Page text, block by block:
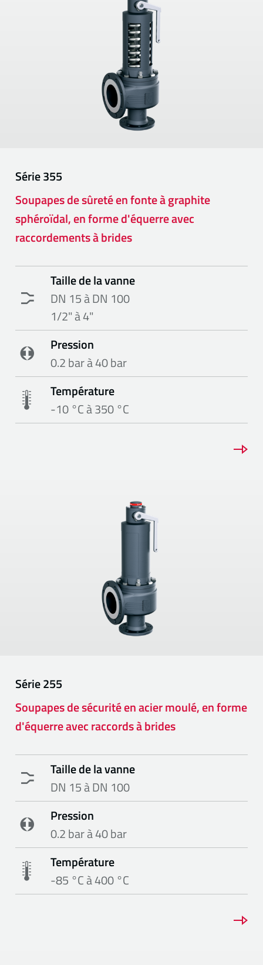
Série355
Soupapes de sûreté en fonte à graphite
sphéroïdal, en forme d'équerre avec
raccordements à brides
Taille de la vanne
DN 15 à DN 100
1/2" à 4"
Pression
0.2 bar à 40 bar
Température
-10 °C à 350 °C
Série255
Soupapes de sécurité en acier moulé, en forme
d'équerre avec raccords à brides
Taille de la vanne
DN 15 à DN 100
Pression
0.2 bar à 40 bar
Température
-85 °C à 400 °C